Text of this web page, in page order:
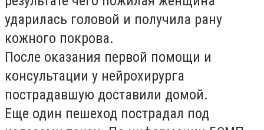
ударилась головой и получила рану
кожного покрова.
После оказания первой помощи и
консультации у нейрохирурга
пострадавшую доставили домой.
Еще один пешеход пострадал под